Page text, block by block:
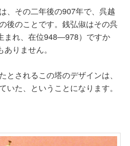
、その二年後の907年で、呉越
後のことです。銭弘俶はその呉
まれ、在位948―978）ですか
りません。
とされるこの塔のデザインは、
いた、ということになります。